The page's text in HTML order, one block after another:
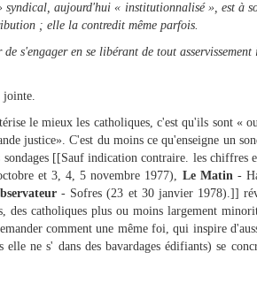
aujourd'hui « institutionnalisé », est à
; elle la contredit même parfois.
s'engager en se libérant de tout asservissement
jointe.
le mieux les catholiques, c'est qu'ils sont «
justice». C'est du moins ce qu'enseigne un
[[Sauf indication contraire. les chiffres
et 3, 4, 5 novembre 1977), Le Matin-
- Sofres (23 et 30 janvier 1978).]]
des catholiques plus ou moins largement
comment une même foi, qui inspire
ne s' dans des bavardages édifiants) se